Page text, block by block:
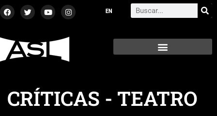
al
F
a
c
o
k
T
w
i
e
r
Y
o
u
b
I
n
s
a
Search
CRÍTICAS - TEATRO